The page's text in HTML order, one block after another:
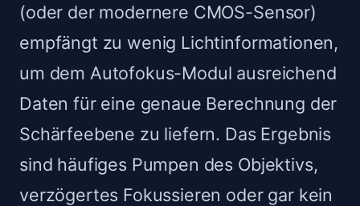
(oder der modernere CMOS-Sensor)
empfängt zu wenig Lichtinformationen,
um dem Autofokus-Modul ausreichend
Daten für eine genaue Berechnung der
Schärfeebene zu liefern. Das Ergebnis
sind häufiges Pumpen des Objektivs,
verzögertes Fokussieren oder gar kein